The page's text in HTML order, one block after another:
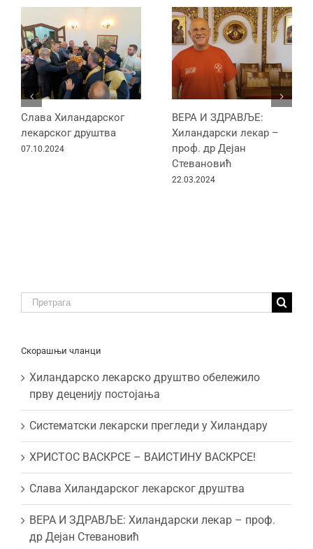
Слава Хиландарског
лекарског друштва
07.10.2024
ВЕРА И ЗДРАВЉЕ:
Хиландарски лекар –
проф. др Дејан
Стевановић
22.03.2024
Traži:
Скорашњи чланци
Хиландарско лекарско друштво обележило
прву деценију постојања
Систематски лекарски прегледи у Хиландару
ХРИСТОС ВАСКРСЕ – ВАИСТИНУ ВАСКРСЕ!
Слава Хиландарског лекарског друштва
ВЕРА И ЗДРАВЉЕ: Хиландарски лекар – проф.
др Дејан Стевановић